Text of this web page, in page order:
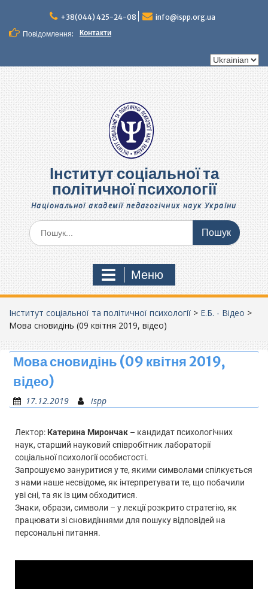
+38(044) 425-24-08
info@ispp.org.ua
Повідомлення:
Контакти
Інститут соціальної та
політичної психології
Національної академії педагогічних наук України
Меню
Інститут соціальної та політичної психології > Е.Б. - Відео >
Мова сновидінь (09 квітня 2019, відео)
Мова сновидінь (09 квітня 2019,
відео)
17.12.2019 ispp
Лектор: Катерина Мирончак – кандидат психологічних
наук, старший науковий співробітник лабораторії
соціальної психології особистості.
Запрошуємо зануритися у те, якими символами спілкується
з нами наше несвідоме, як інтерпретувати те, що побачили
уві сні, та як із цим обходитися.
Знаки, образи, символи – у лекції розкрито стратегію, як
працювати зі сновидіннями для пошуку відповідей на
персональні питання.